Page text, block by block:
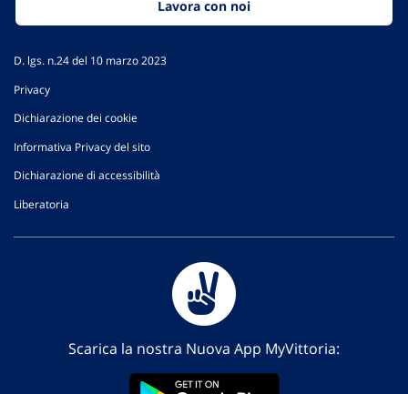
Lavora con noi
D. lgs. n.24 del 10 marzo 2023
Privacy
Dichiarazione dei cookie
Informativa Privacy del sito
Dichiarazione di accessibilità
Liberatoria
Scarica la nostra Nuova App MyVittoria: